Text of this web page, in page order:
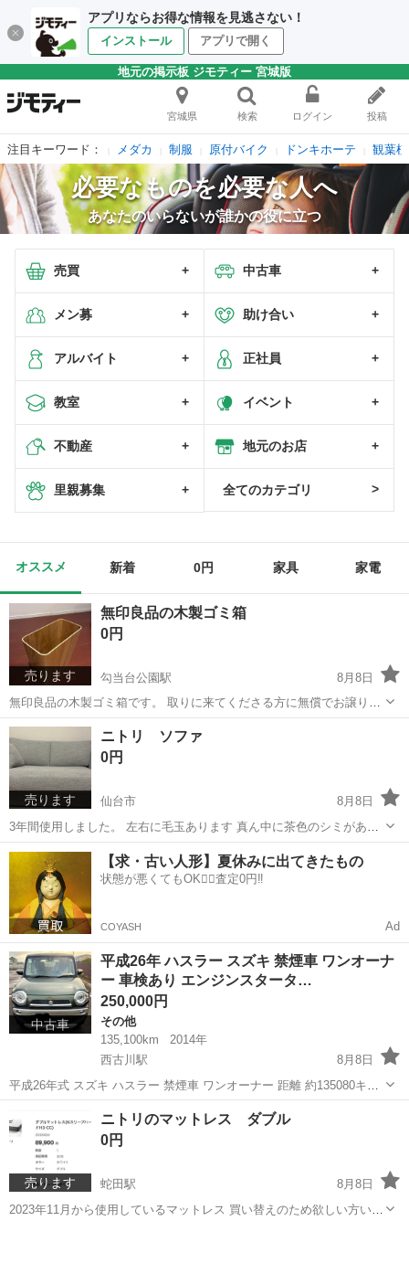
アプリならお得な情報を見逃さない！
インストール アプリで開く
地元の掲示板 ジモティー 宮城版
宮城県 検索 ログイン 投稿
注目キーワード： メダカ 制服 原付バイク ドンキホーテ 観葉
必要なものを必要な人へ
あなたのいらないが誰かの役に立つ
売買 中古車
メン募 助け合い
アルバイト 正社員
教室 イベント
不動産 地元のお店
里親募集 全てのカテゴリ
オススメ 新着 0円 家具 家電
売ります
無印良品の木製ゴミ箱
0円
勾当台公園駅
8月8日
無印良品の木製ゴミ箱です。 取りに来てくださる方に無償でお譲りし
ます。
宮城 仙台市 勾当台公園駅
売ります
ニトリ ソファ
0円
仙台市
8月8日
3年間使用しました。 左右に毛玉あります 真ん中に茶色のシミがあり
ますがあまり目立ちません。 子供がよじ登ってます ペットはいません
定価 64990円
宮城 仙台市 ソファ
中古車
平成26年 ハスラー スズキ 禁煙車 ワンオーナ
ー 車検あり エンジンスタータ…
250,000円
その他
135,100km
2014年
西古川駅
8月8日
平成26年式 スズキ ハスラー 禁煙車 ワンオーナー 距離 約135080キロ
移動で多少のびます。 車検 令和9年 4月 18日まで オートエアコン ス
マートキー フォグランプ リモコンエンジンスターター シートヒータ
ー...
西古川駅 その他
売ります
ニトリのマットレス ダブル
0円
蛇田駅
8月8日
2023年11月から使用しているマットレス 買い替えのため欲しい方いら